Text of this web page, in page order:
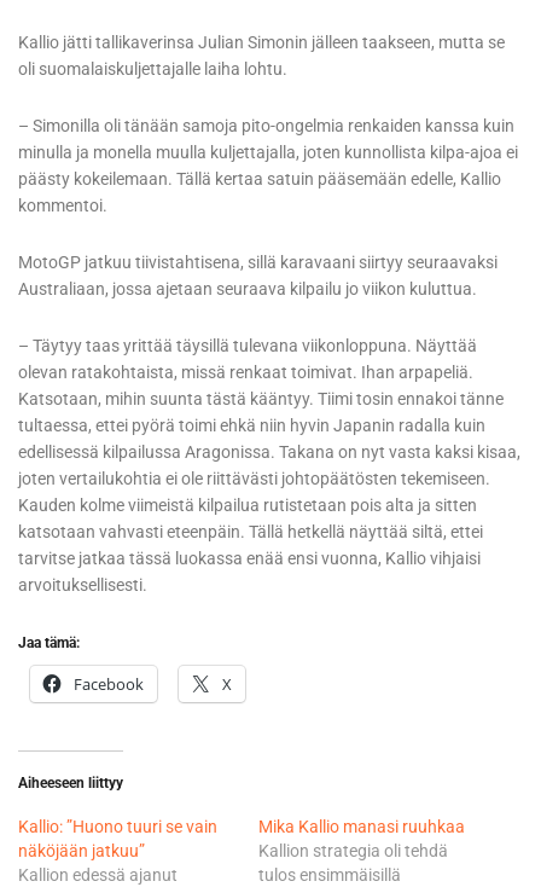
Kallio jätti tallikaverinsa Julian Simonin jälleen taakseen, mutta se
oli suomalaiskuljettajalle laiha lohtu.
– Simonilla oli tänään samoja pito-ongelmia renkaiden kanssa kuin
minulla ja monella muulla kuljettajalla, joten kunnollista kilpa-ajoa ei
päästy kokeilemaan. Tällä kertaa satuin pääsemään edelle, Kallio
kommentoi.
MotoGP jatkuu tiivistahtisena, sillä karavaani siirtyy seuraavaksi
Australiaan, jossa ajetaan seuraava kilpailu jo viikon kuluttua.
– Täytyy taas yrittää täysillä tulevana viikonloppuna. Näyttää
olevan ratakohtaista, missä renkaat toimivat. Ihan arpapeliä.
Katsotaan, mihin suunta tästä kääntyy. Tiimi tosin ennakoi tänne
tultaessa, ettei pyörä toimi ehkä niin hyvin Japanin radalla kuin
edellisessä kilpailussa Aragonissa. Takana on nyt vasta kaksi kisaa,
joten vertailukohtia ei ole riittävästi johtopäätösten tekemiseen.
Kauden kolme viimeistä kilpailua rutistetaan pois alta ja sitten
katsotaan vahvasti eteenpäin. Tällä hetkellä näyttää siltä, ettei
tarvitse jatkaa tässä luokassa enää ensi vuonna, Kallio vihjaisi
arvoituksellisesti.
Jaa tämä:
Facebook X
Aiheeseen liittyy
Kallio: ”Huono tuuri se vain
näköjään jatkuu”
Kallion edessä ajanut
Mika Kallio manasi ruuhkaa
Kallion strategia oli tehdä
tulos ensimmäisillä